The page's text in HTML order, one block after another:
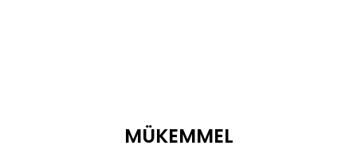
MÜKEMMEL